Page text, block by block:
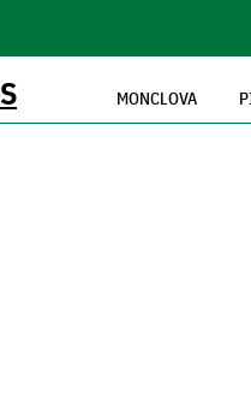
MONCLOVA